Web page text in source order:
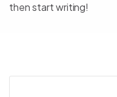
then start writing!